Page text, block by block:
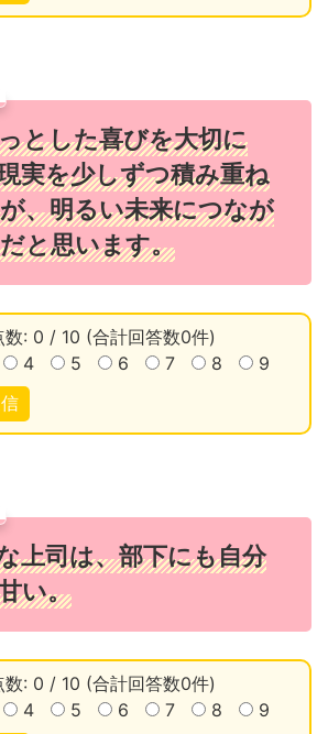
とした喜びを大切に
実を少しずつ積み重ね
、明るい未来につなが
と思います。
数: 0 / 10 (合計回答数0件)
4 5 6 7 8
9
上司は、部下にも自分
い。
数: 0 / 10 (合計回答数0件)
4 5 6 7 8
9